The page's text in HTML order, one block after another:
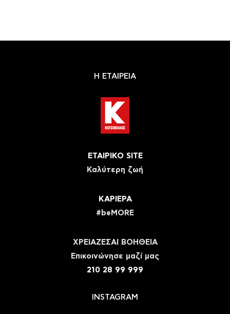
Η ΕΤΑΙΡΕΙΑ
ΕΤΑΙΡΙΚΟ SITE
Καλύτερη ζωή
ΚΑΡΙΕΡΑ
#beMORE
ΧΡΕΙΑΖΕΣΑΙ ΒΟΗΘΕΙΑ
Eπικοινώνησε μαζί μας
210 28 99 999
INSTAGRAM